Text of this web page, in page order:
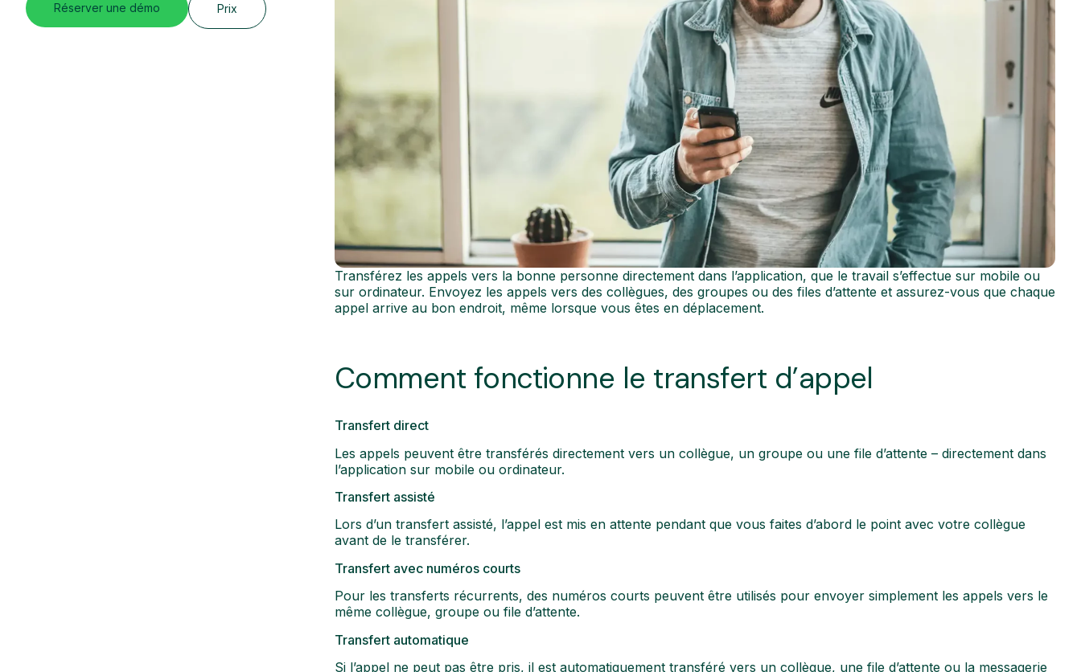
Réserver une démo Prix
Transférez les appels vers la bonne personne directement dans l’application, que le travail s’effectue sur mobile ou
sur ordinateur. Envoyez les appels vers des collègues, des groupes ou des files d’attente et assurez-vous que chaque
appel arrive au bon endroit, même lorsque vous êtes en déplacement.
Comment fonctionne le transfert d’appel
Transfert direct
Les appels peuvent être transférés directement vers un collègue, un groupe ou une file d’attente – directement dans
l’application sur mobile ou ordinateur.
Transfert assisté
Lors d’un transfert assisté, l’appel est mis en attente pendant que vous faites d’abord le point avec votre collègue
avant de le transférer.
Transfert avec numéros courts
Pour les transferts récurrents, des numéros courts peuvent être utilisés pour envoyer simplement les appels vers le
même collègue, groupe ou file d’attente.
Transfert automatique
Si l’appel ne peut pas être pris, il est automatiquement transféré vers un collègue, une file d’attente ou la messagerie